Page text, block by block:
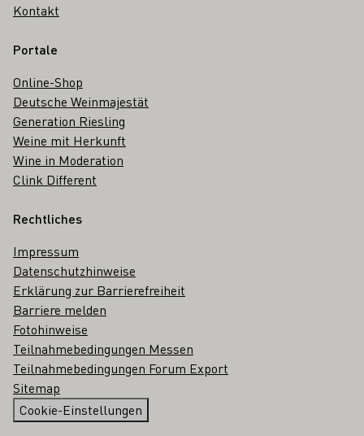
Kontakt
Portale
Online-Shop
Deutsche Weinmajestät
Generation Riesling
Weine mit Herkunft
Wine in Moderation
Clink Different
Rechtliches
Impressum
Datenschutzhinweise
Erklärung zur Barrierefreiheit
Barriere melden
Fotohinweise
Teilnahmebedingungen Messen
Teilnahmebedingungen Forum Export
Sitemap
Cookie-Einstellungen